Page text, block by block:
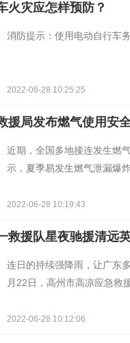
火灾应怎样预防？
消防提示：使用电动自行车
2022-06-28 10:25:25
援局发布燃气使用安
近期，全国多地接连发生燃
示，夏季易发生燃气泄漏爆
2022-06-28 10:19:43
救援队星夜驰援清远
连日的持续强降雨，让广东
月22日，高州市高凉应急
2022-06-28 10:12:06